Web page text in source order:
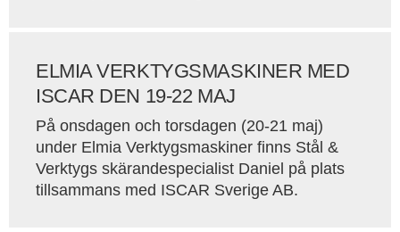
ELMIA VERKTYGSMASKINER MED
ISCAR DEN 19-22 MAJ
På onsdagen och torsdagen (20-21 maj)
under Elmia Verktygsmaskiner finns Stål &
Verktygs skärandespecialist Daniel på plats
tillsammans med ISCAR Sverige AB.